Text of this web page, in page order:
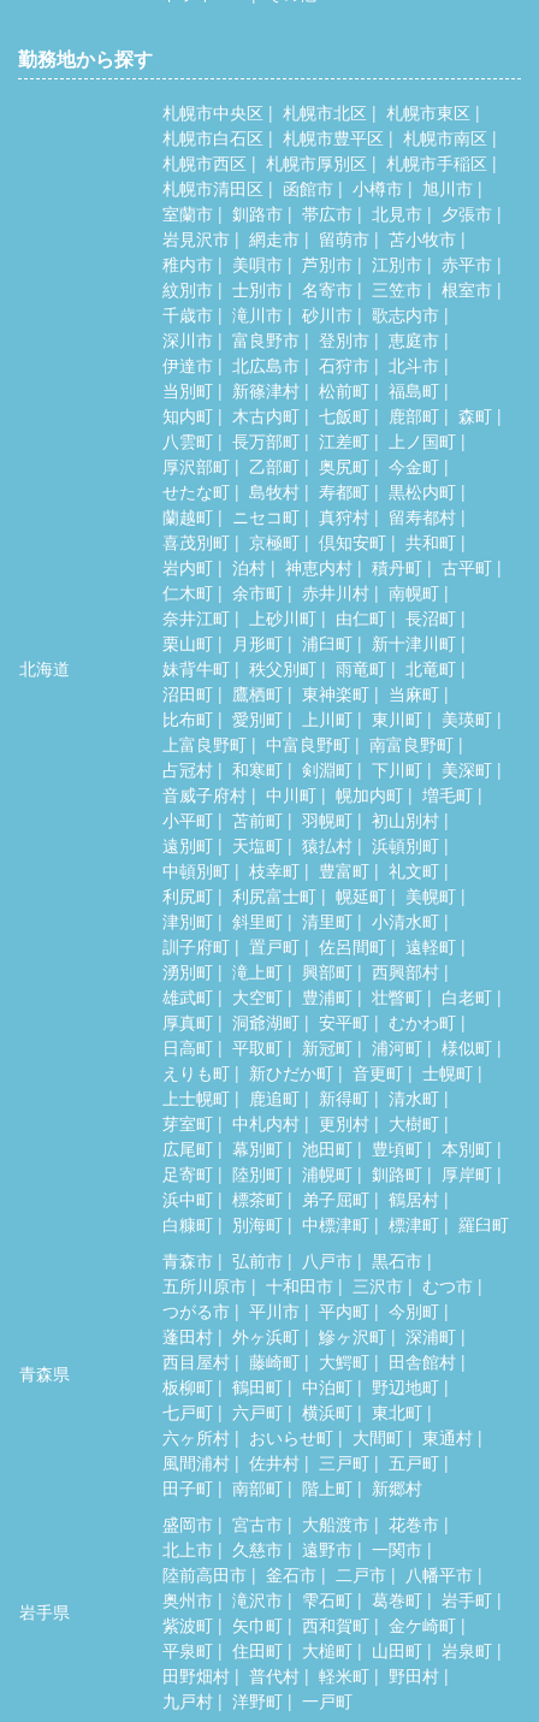
勤務地から探す
北海道
札幌市中央区 札幌市北区
札幌市東区
札幌市白石区
札幌市豊平区
札幌市南区
札幌市西区
札幌市厚別区
札幌市手稲区
札幌市清田区
函館市 小樽市
旭川市
室蘭市
釧路市 帯広市 北見市
夕張市
岩見沢市
網走市 留萌市
苫小牧市
稚内市
美唄市 芦別市 江別市
赤平市
紋別市
士別市 名寄市 三笠市
根室市
千歳市
滝川市 砂川市
歌志内市
深川市
富良野市 登別市
恵庭市
伊達市
北広島市 石狩市
北斗市
当別町
新篠津村 松前町
福島町
知内町
木古内町 七飯町 鹿部町
森町
八雲町
長万部町 江差町
上ノ国町
厚沢部町
乙部町 奥尻町
今金町
せたな町
島牧村 寿都町
黒松内町
蘭越町
ニセコ町 真狩村
留寿都村
喜茂別町
京極町 倶知安町
共和町
岩内町
泊村 神恵内村 積丹町
古平町
仁木町
余市町 赤井川村
南幌町
奈井江町
上砂川町 由仁町
長沼町
栗山町
月形町 浦臼町
新十津川町
妹背牛町
秩父別町 雨竜町
北竜町
沼田町
鷹栖町 東神楽町
当麻町
比布町
愛別町 上川町 東川町
美瑛町
上富良野町
中富良野町
南富良野町
占冠村
和寒町 剣淵町 下川町
美深町
音威子府村
中川町 幌加内町
増毛町
小平町
苫前町 羽幌町
初山別村
遠別町
天塩町 猿払村
浜頓別町
中頓別町
枝幸町 豊富町
礼文町
利尻町
利尻富士町 幌延町
美幌町
津別町
斜里町 清里町
小清水町
訓子府町
置戸町 佐呂間町
遠軽町
湧別町
滝上町 興部町
西興部村
雄武町
大空町 豊浦町 壮瞥町
白老町
厚真町
洞爺湖町 安平町
むかわ町
日高町
平取町 新冠町 浦河町
様似町
えりも町
新ひだか町 音更町
士幌町
上士幌町
鹿追町 新得町
清水町
芽室町
中札内村 更別村
大樹町
広尾町
幕別町 池田町 豊頃町
本別町
足寄町
陸別町 浦幌町 釧路町
厚岸町
浜中町
標茶町 弟子屈町
鶴居村
白糠町
別海町 中標津町 標津町 羅臼町
青森県
青森市 弘前市 八戸市
黒石市
五所川原市
十和田市 三沢市
むつ市
つがる市
平川市 平内町
今別町
蓬田村
外ヶ浜町 鰺ヶ沢町
深浦町
西目屋村
藤崎町 大鰐町
田舎館村
板柳町
鶴田町 中泊町
野辺地町
七戸町
六戸町 横浜町
東北町
六ヶ所村
おいらせ町 大間町
東通村
風間浦村
佐井村 三戸町
五戸町
田子町
南部町 階上町 新郷村
岩手県
盛岡市 宮古市 大船渡市
花巻市
北上市
久慈市 遠野市
一関市
陸前高田市
釜石市 二戸市
八幡平市
奥州市
滝沢市 雫石町 葛巻町
岩手町
紫波町
矢巾町 西和賀町
金ケ崎町
平泉町
住田町 大槌町 山田町
岩泉町
田野畑村
普代村 軽米町
野田村
九戸村
洋野町 一戸町